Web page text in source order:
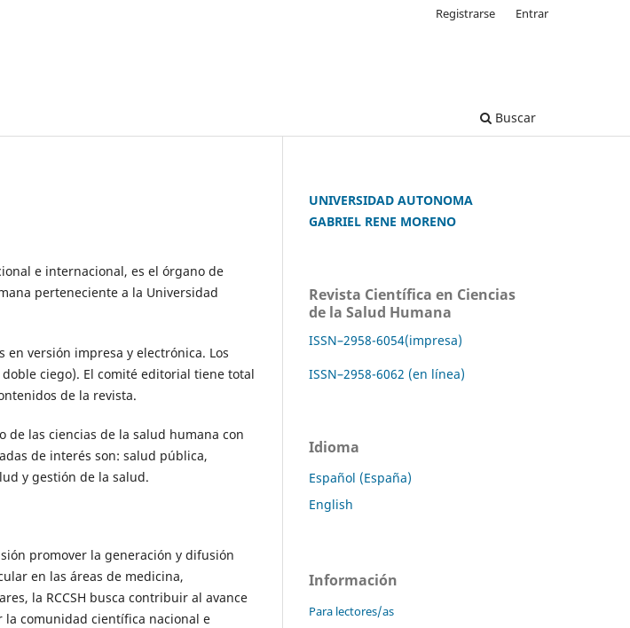
Buscar
Registrarse Entrar
e internacional, es el órgano de
perteneciente a la Universidad
en versión impresa y electrónica. Los
ciego). El comité editorial tiene total
de la revista.
de las ciencias de la salud humana con
de interés son: salud pública,
y gestión de la salud.
promover la generación y difusión
en las áreas de medicina,
la RCCSH busca contribuir al avance
comunidad científica nacional e
UNIVERSIDAD AUTONOMA
GABRIEL RENE MORENO
Revista Científica en Ciencias
de la Salud Humana
ISSN–2958-6054(impresa)
ISSN–2958-6062 (en línea)
Idioma
Español (España)
English
Información
Para lectores/as